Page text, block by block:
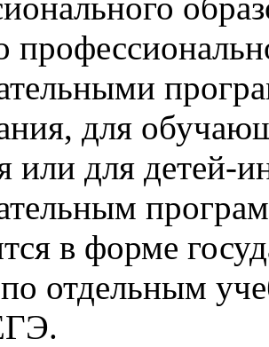
для
или для детей-
в форме
отдельным